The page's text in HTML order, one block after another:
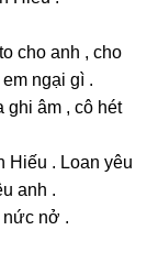
cho anh , cho
ngại ɡì .
ɡhi âm , cô hét
Hiếu . Loan yêu
anh .
nức nở .